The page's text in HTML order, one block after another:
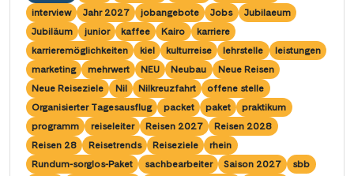
interview
Jahr 2027 jobangebote Jobs
Jubilaeum
Jubiläum
junior kaffee Kairo
karriere
karrieremöglichkeiten
kiel kulturreise lehrstelle
leistungen
marketing
mehrwert NEU Neubau
Neue Reisen
Neue Reiseziele
Nil Nilkreuzfahrt
offene stelle
Organisierter Tagesausflug
packet paket
praktikum
programm
reiseleiter Reisen 2027
Reisen 2028
Reisen 28
Reisetrends Reiseziele
rhein
Rundum-sorglos-Paket
sachbearbeiter Saison 2027
sbb
Wasserstrassenkreuz Magdeburg(2)
Wasserstrassenkreuz Minden(7)
Wien(2)
Würzburg